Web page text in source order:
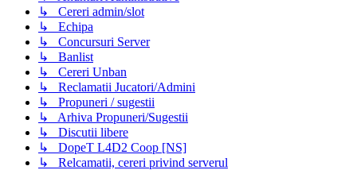
↳ Cereri admin/slot
↳ Echipa
↳ Concursuri Server
↳ Banlist
↳ Cereri Unban
↳ Reclamatii Jucatori/Admini
↳ Propuneri / sugestii
↳ Arhiva Propuneri/Sugestii
↳ Discutii libere
↳ DopeT L4D2 Coop [NS]
↳ Relcamatii, cereri privind serverul